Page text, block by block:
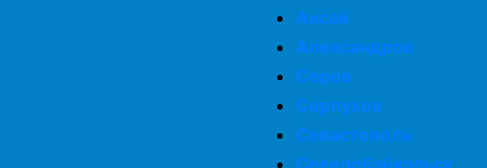
Аксай
Александров
Серов
Серпухов
Севастополь
Северобайкальск